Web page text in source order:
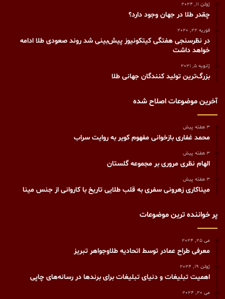
ژوئن 11, 2024
چقدر طلا در جهان وجود دارد؟
فوریه 22, 2020
در نظرسنجی هفتگی کیتکونیوز پیش‌بینی شد روند صعودی طلا ادامه
خواهد داشت
ژانویه 5, 2021
بزرگ‌ترین تولید کنندگان جهانی طلا
آخرین موضوعات اصلاح شده
3 هفته پیش
محمد غفاری بازخوانی مفهوم کویر به روایت سراب
3 هفته پیش
الهام نظری مروری بر مجموعه گلستان
3 هفته پیش
میناکاری زهرونی سفری به قلب طلایی تاریخ با کاروانی از جنس مینا
پر خواننده ترین موضوعات
می 25, 2024
معرفی طراح عمادر توسط اتحادیه طلاوجواهر تبریز
ژوئن 19, 2024
اهمیت تبلیغات و دنیای تبلیغات برای برندها در رسانه‌های چاپی
می 20, 2024